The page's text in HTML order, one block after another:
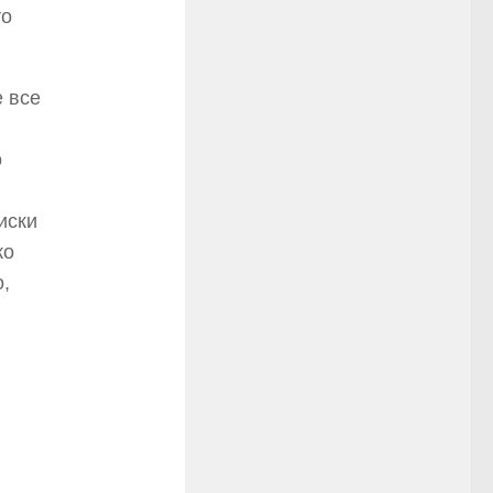
все